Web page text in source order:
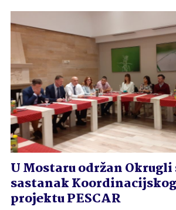
U Mostaru održan
sastanak
projektu PESCAR